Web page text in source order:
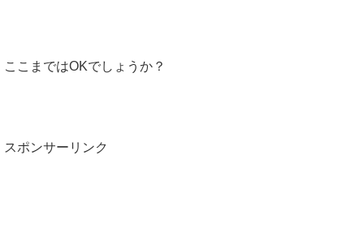
ここまではOKでしょうか？
スポンサーリンク